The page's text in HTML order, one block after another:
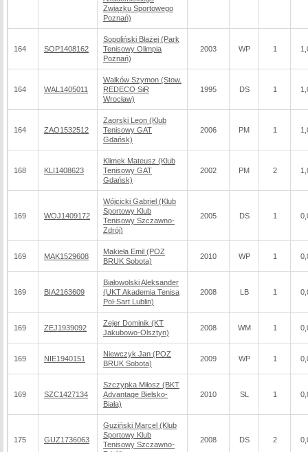
Związku Sportowego
Poznań)
164 SOP1408162
Sopoliński Błażej (Park
Tenisowy Olimpia
Poznań)
2003 WP 1
164 WAL1405011
Walków Szymon (Stow.
REDECO SiR
Wrocław)
1995 DS 1
164 ZAO1532512
Zaorski Leon (Klub
Tenisowy GAT
Gdańsk)
2006 PM 1
168 KLI1408623
Klimek Mateusz (Klub
Tenisowy GAT
Gdańsk)
2002 PM 2
169 WOJ1409172
Wójcicki Gabriel (Klub
Sportowy Klub
Tenisowy Szczawno-
Zdrój)
2005 DS 1
169 MAK1529608
Makieła Emil (POZ
BRUK Sobota)
2010 WP 1
169 BIA2163609
Białowolski Aleksander
(UKT Akademia Tenisa
Pol-Sart Lublin)
2008 LB 1
169 ZEJ1939092
Zejer Dominik (KT
Jakubowo-Olsztyn)
2008 WM 1
169 NIE1940151
Niewczyk Jan (POZ
BRUK Sobota)
2009 WP 1
169 SZC1427134
Szczypka Miłosz (BKT
Advantage Bielsko-
Biała)
2010 SL 1
175 GUZ1736063
Guziński Marcel (Klub
Sportowy Klub
Tenisowy Szczawno-
2008 DS 2